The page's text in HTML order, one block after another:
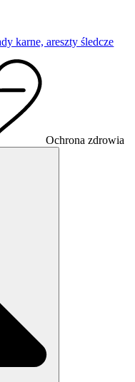
karne, areszty śledcze
Ochrona zdrowia